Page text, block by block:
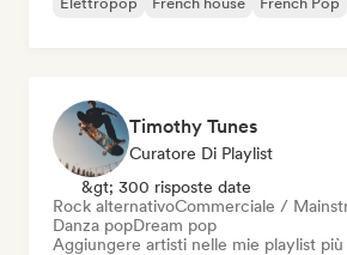
Timothy Tunes
Curatore Di Playlist
&gt; 300 risposte date
Rock alternativoCommerciale /
Danza popDream pop
Aggiungere artisti nelle mie playlist più